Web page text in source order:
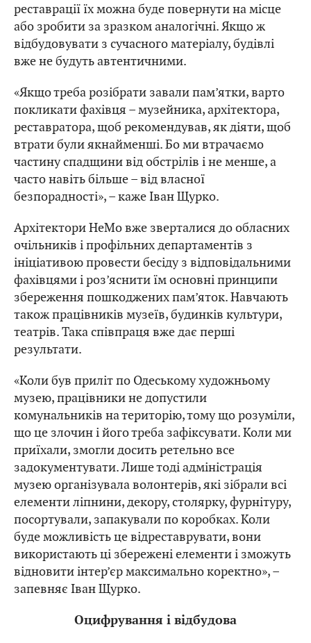
реставрації їх можна буде повернути на місце
або зробити за зразком аналогічні. Якщо ж
відбудовувати з сучасного матеріалу, будівлі
вже не будуть автентичними.
«Якщо треба розібрати завали пам’ятки, варто
покликати фахівця – музейника, архітектора,
реставратора, щоб рекомендував, як діяти, щоб
втрати були якнайменші. Бо ми втрачаємо
частину спадщини від обстрілів і не менше, а
часто навіть більше – від власної
безпорадності», – каже Іван Щурко.
Архітектори HeMo вже зверталися до обласних
очільників і профільних департаментів з
ініціативою провести бесіду з відповідальними
фахівцями і роз’яснити їм основні принципи
збереження пошкоджених пам’яток. Навчають
також працівників музеїв, будинків культури,
театрів. Така співпраця вже дає перші
результати.
«Коли був приліт по Одеському художньому
музею, працівники не допустили
комунальників на територію, тому що розуміли,
що це злочин і його треба зафіксувати. Коли ми
приїхали, змогли досить ретельно все
задокументувати. Лише тоді адміністрація
музею організувала волонтерів, які зібрали всі
елементи ліпнини, декору, столярку, фурнітуру,
посортували, запакували по коробках. Коли
буде можливість це відреставрувати, вони
використають ці збережені елементи і зможуть
відновити інтер’єр максимально коректно», –
запевняє Іван Щурко.
Оцифрування і відбудова